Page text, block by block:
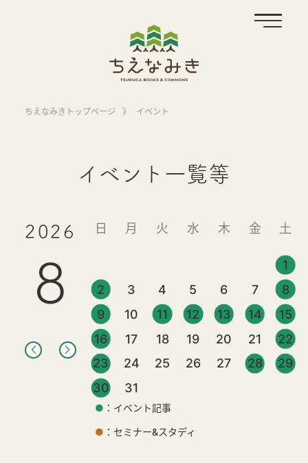
ちえなみきトップページ 》 イベント
イベント一覧等
2026
8
日 月 火 水 木 金 土
1
2
3 4 5 6 7
8
9
10 11 12 13 14
15
16
17 18 19 20 21
22
23
24 25 26 27 28
29
30
31
● ：イベント記事
● ：セミナー&スタディ